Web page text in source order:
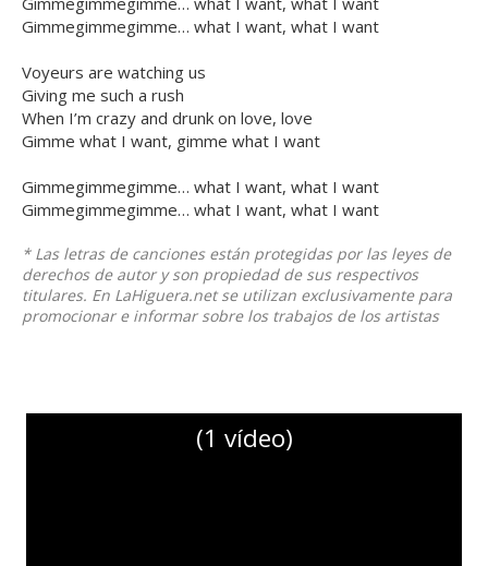
Gimmegimmegimme… what I want, what I want
Voyeurs are watching us
Giving me such a rush
When I’m crazy and drunk on love, love
Gimme what I want, gimme what I want
Gimmegimmegimme… what I want, what I want
Gimmegimmegimme… what I want, what I want
* Las letras de canciones están protegidas por las leyes de
derechos de autor y son propiedad de sus respectivos
titulares. En LaHiguera.net se utilizan exclusivamente para
promocionar e informar sobre los trabajos de los artistas
(1 vídeo)